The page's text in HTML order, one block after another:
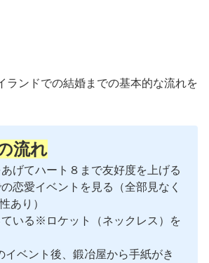
ランドでの結婚までの基本的な流れを
流れ
げてハート８まで友好度を上げる
恋愛イベントを見る（全部見なく
あり）
いる※ロケット（ネックレス）を
ベント後、鍛冶屋から手紙がき